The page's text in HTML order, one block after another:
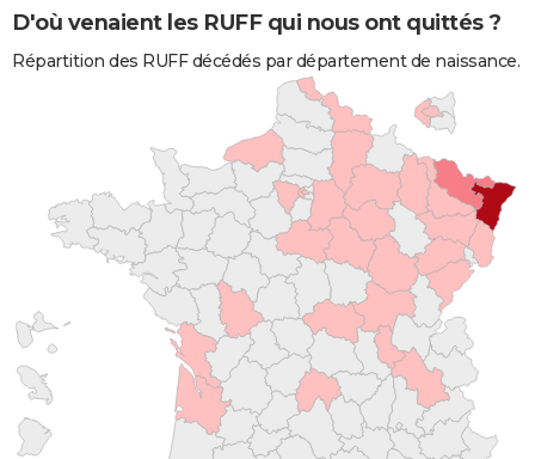
D'où venaient les RUFF qui nous ont quittés ?
Répartition des RUFF décédés par département de naissance.